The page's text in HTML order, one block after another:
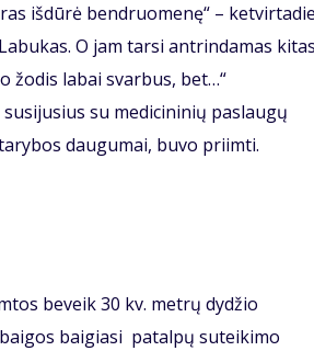
išdūrė bendruomenę“ –
O jam tarsi antrindamas
žodis labai svarbus, bet…“
su medicininių paslaugų
daugumai, buvo priimti.
beveik 30 kv. metrų dydžio
baigiasi patalpų suteikimo